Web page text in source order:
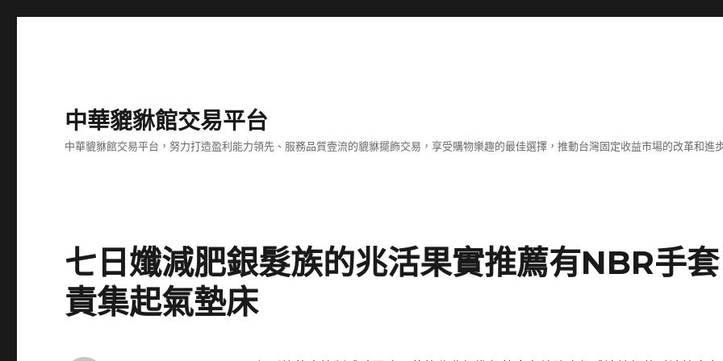
中華貔貅館交易平台
中華貔貅館交易平台，努力打造盈利能力領先、服務品質壹流的貔貅擺飾交易，享受購物樂趣的最佳選擇，推動台灣固定收益市場的改革和進
七日孅減肥銀髮族的兆活果實推薦有NBR手套
責集起氣墊床